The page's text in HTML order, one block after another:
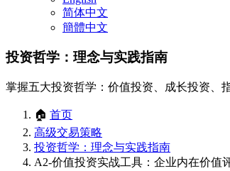
简体中文
簡體中文
投资哲学：理念与实践指南
掌握五大投资哲学：价值投资、成长投资、
🏠 首页
高级交易策略
投资哲学：理念与实践指南
A2-价值投资实战工具：企业内在价值